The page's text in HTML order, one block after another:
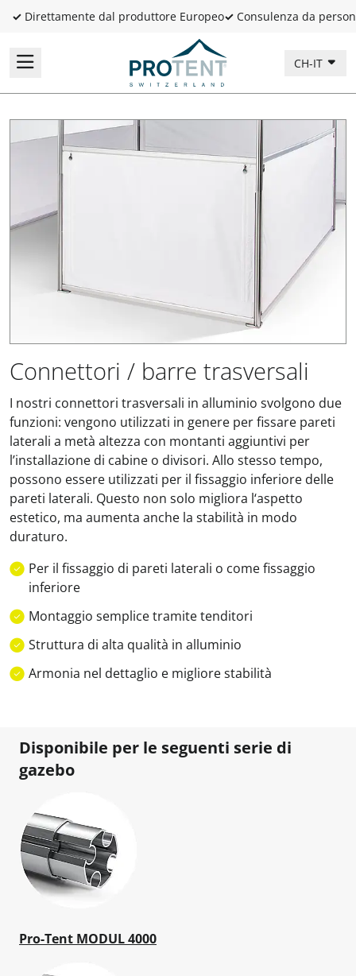
✓ Direttamente dal produttore Europeo✓ Consulenza da
CH-IT
Connettori / barre trasversali
I nostri connettori trasversali in alluminio svolgono due
funzioni: vengono utilizzati in genere per fissare pareti
laterali a metà altezza con montanti aggiuntivi per
l’installazione di cabine o divisori. Allo stesso tempo,
possono essere utilizzati per il fissaggio inferiore delle
pareti laterali. Questo non solo migliora l‘aspetto
estetico, ma aumenta anche la stabilità in modo
duraturo.
Per il fissaggio di pareti laterali o come fissaggio
inferiore
Montaggio semplice tramite tenditori
Struttura di alta qualità in alluminio
Armonia nel dettaglio e migliore stabilità
Disponibile per le seguenti serie di
gazebo
Pro-Tent MODUL 4000